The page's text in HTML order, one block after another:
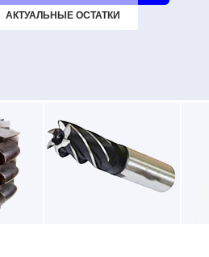
АКТУАЛЬНЫЕ ОСТАТКИ